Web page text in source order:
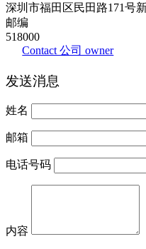
深圳市福田区民田路171号
邮编
518000
Contact 公司 owner
发送消息
姓名
邮箱
电话号码
内容